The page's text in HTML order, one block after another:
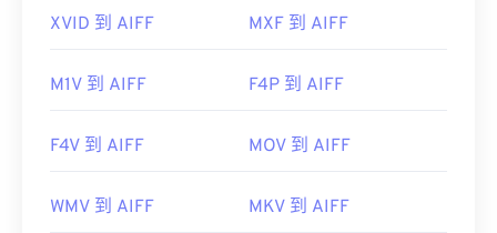
XVID 到 AIFF MXF 到 AIFF
M1V 到 AIFF F4P 到 AIFF
F4V 到 AIFF MOV 到 AIFF
WMV 到 AIFF MKV 到 AIFF